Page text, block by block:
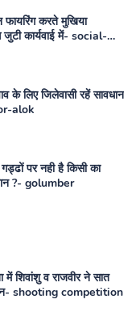
करते मुखिया
जुटी कार्यवाई में- social-
के लिए जिलेवासी रहें सावधान
alok
पर नही है किसी का
?- golumber
में शिवांशु व राजवीर ने सात
shooting competition